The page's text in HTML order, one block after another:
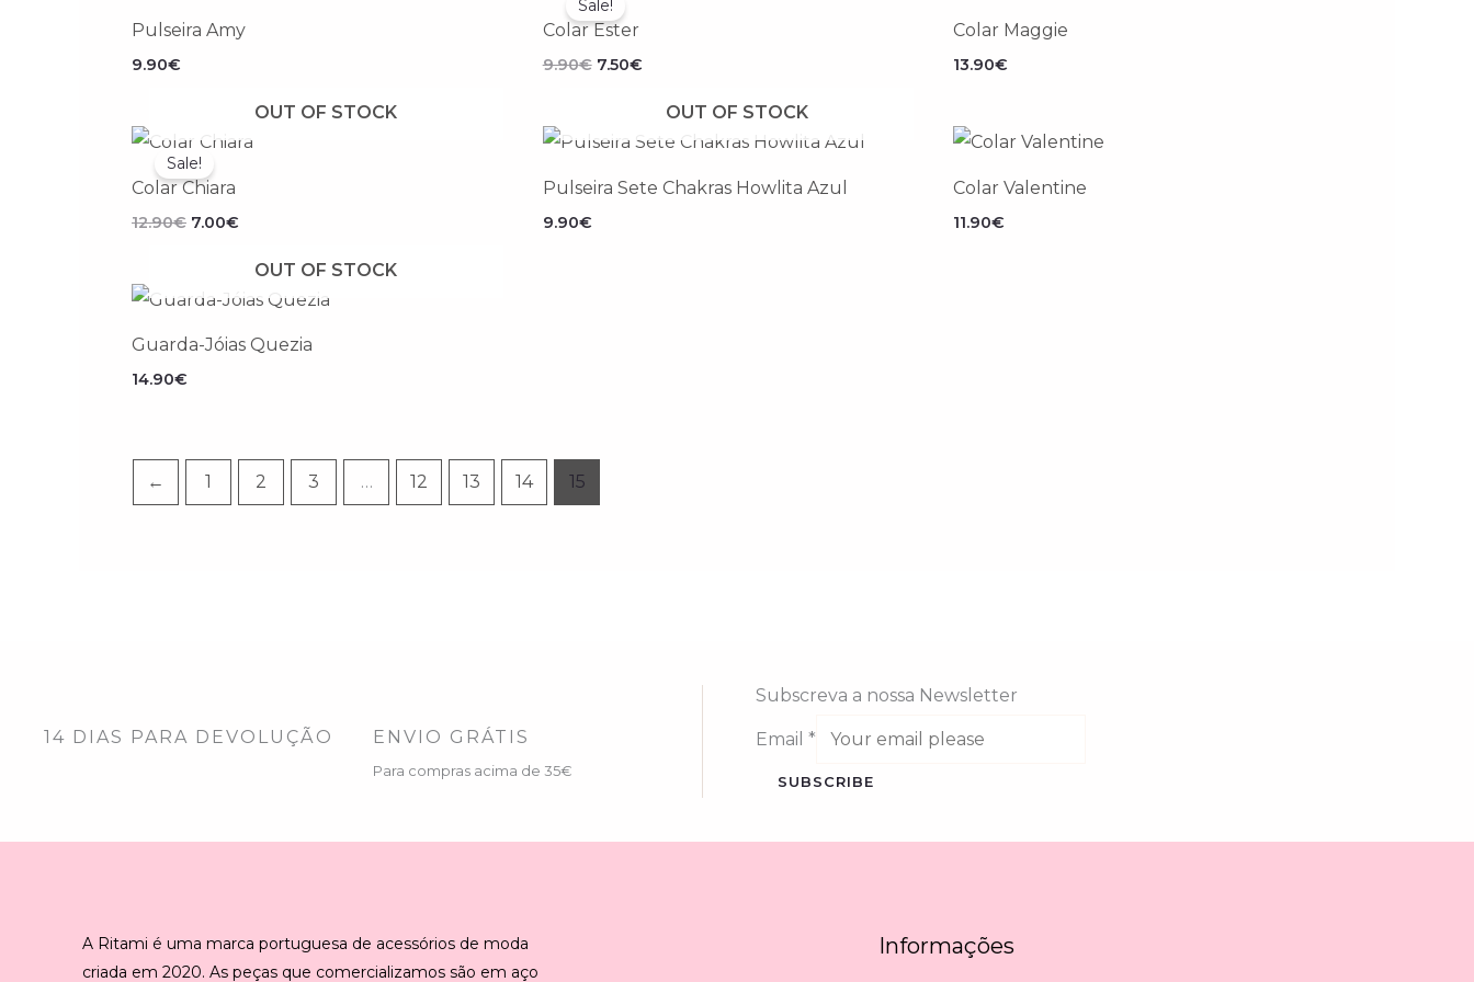
Pulseira Amy
9.90€
Sale!
Colar Ester
9.90€
original
era:
9.90€.
7.50€7.50€.
Colar Maggie
13.90€
OUT OF STOCK
Sale!
Colar Chiara
12.90€
preço
original
era:
12.90€.
7.00€
preço
OUT OF STOCK
Pulseira Sete Chakras Howlita Azul
9.90€
Colar Valentine
11.90€
OUT OF STOCK
Guarda-Jóias Quezia
14.90€
← 1 2 3 … 12 13 14 15
14 DIAS PARA DEVOLUÇÃO ENVIO GRÁTIS
Para compras acima de 35€
Subscreva a nossa Newsletter
Email *
SUBSCRIBE
A Ritami é uma marca portuguesa de acessórios de moda
criada em 2020. As peças que comercializamos são em aço
Informações